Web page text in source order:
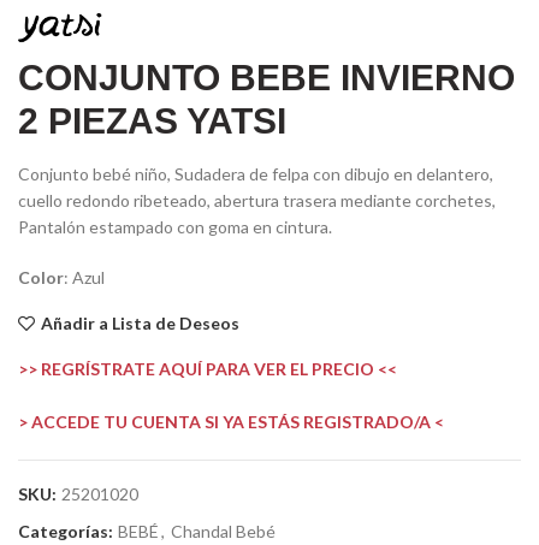
CONJUNTO BEBE INVIERNO
2 PIEZAS YATSI
Conjunto bebé niño, Sudadera de felpa con dibujo en delantero,
cuello redondo ribeteado, abertura trasera mediante corchetes,
Pantalón estampado con goma en cintura.
Color: Azul
Añadir a Lista de Deseos
>> REGRÍSTRATE AQUÍ PARA VER EL PRECIO <<
> ACCEDE TU CUENTA SI YA ESTÁS REGISTRADO/A <
SKU: 25201020
Categorías: BEBÉ, Chandal Bebé